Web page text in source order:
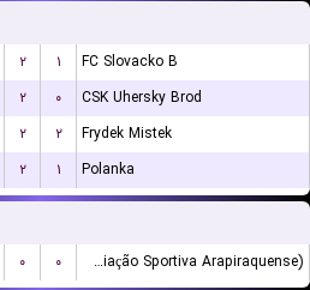
۲ ۱
FC Slovacko B
۲ ۰
CSK Uhersky Brod
۲ ۲
Frydek Mistek
۲ ۱ Polanka
۰ ۰ ASA (Agremiação Sportiva Arapiraquense)